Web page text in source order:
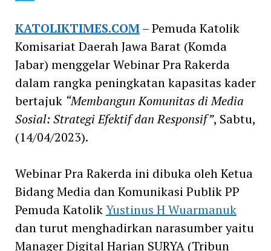
KATOLIKTIMES.COM– Pemuda Katolik
Komisariat Daerah Jawa Barat (Komda
Jabar) menggelar Webinar Pra Rakerda
dalam rangka peningkatan kapasitas kader
bertajuk “Membangun Komunitas di Media
Sosial: Strategi Efektif dan Responsif”, Sabtu,
(14/04/2023).
Webinar Pra Rakerda ini dibuka oleh Ketua
Bidang Media dan Komunikasi Publik PP
Pemuda KatolikYustinus H Wuarmanuk
dan turut menghadirkan narasumber yaitu
Manager Digital Harian SURYA (Tribun